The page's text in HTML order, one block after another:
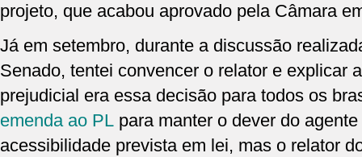
projeto, que acabou aprovado pela Câmara
Já em setembro, durante a discussão
Senado, tentei convencer o relator e explicar
prejudicial era essa decisão para todos os
emenda ao PL para manter o dever do
acessibilidade prevista em lei, mas o relator